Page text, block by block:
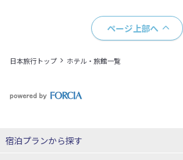
ページ上部へ
日本旅行トップ ホテル・旅館一覧
宿泊プランから探す